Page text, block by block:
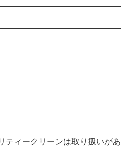
ティークリーンは取り扱いがあ